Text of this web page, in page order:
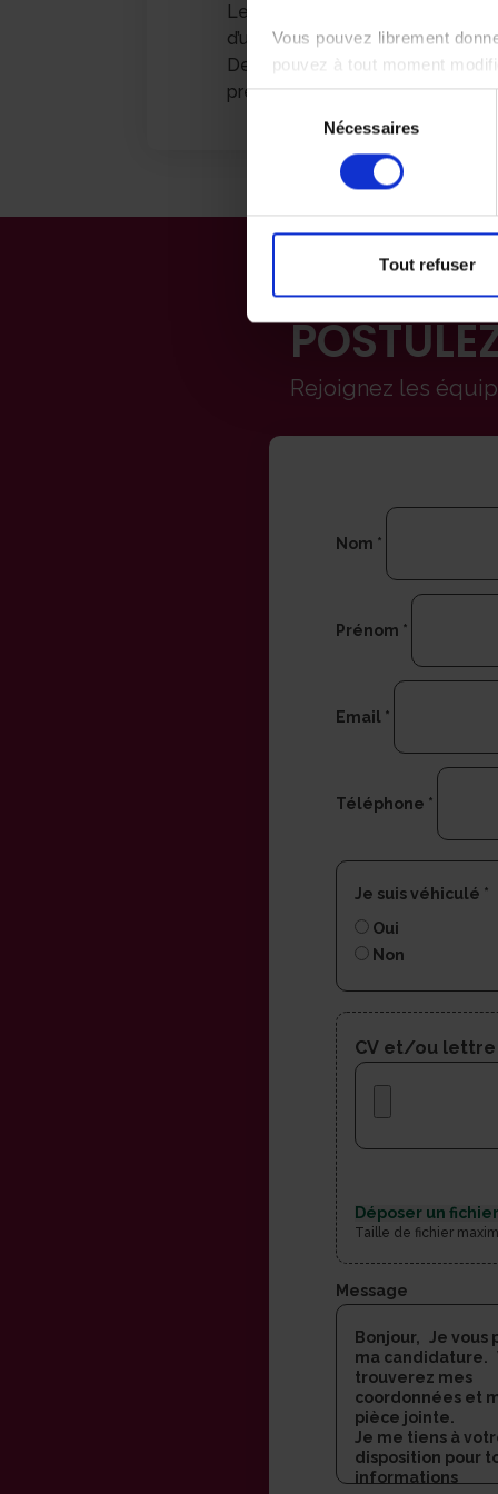
Vous pouvez librement
pouvez à tout moment
Sélection
consentement
Nécessaires
Tout refuser
Le prêt d’un véhicule de
d’utilisation de votre véhicule
Des réductions sur l’entretien
prestataires
Rejoignez les
Nom *
Prénom *
Email *
Téléphone *
Je suis véhiculé *
Oui
Non
CV et/ou
Déposer un
Taille de fichier
Message